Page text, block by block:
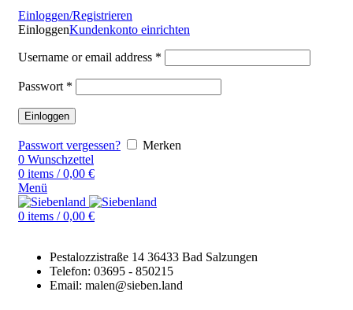
Einloggen/Registrieren
EinloggenKundenkonto einrichten
Username or email address *
Passwort *
Einloggen
Passwort vergessen?
Merken
0 Wunschzettel
0 items / 0,00 €
Menü
0 items / 0,00 €
Pestalozzistraße 14 36433 Bad Salzungen
Telefon: 03695 - 850215
Email: malen@sieben.land